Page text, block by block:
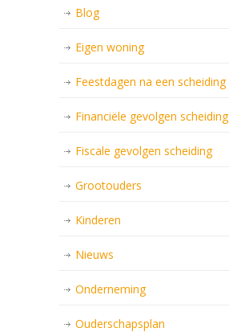
Blog
Eigen woning
Feestdagen na een scheiding
Financiële gevolgen scheiding
Fiscale gevolgen scheiding
Grootouders
Kinderen
Nieuws
Onderneming
Ouderschapsplan